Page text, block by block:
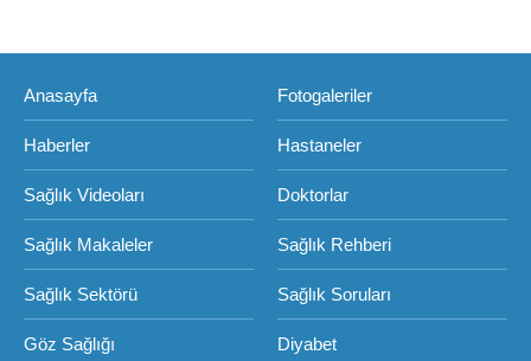
Anasayfa Fotogaleriler
Haberler Hastaneler
Sağlık Videoları Doktorlar
Sağlık Makaleler Sağlık Rehberi
Sağlık Sektörü Sağlık Soruları
Göz Sağlığı Diyabet